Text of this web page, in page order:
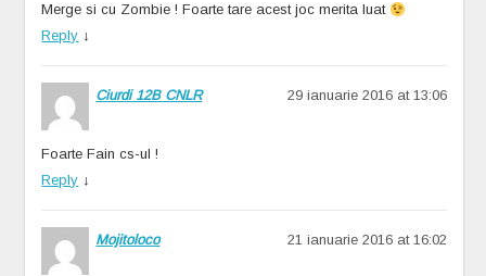
Merge si cu Zombie ! Foarte tare acest joc merita luat
Reply ↓
Ciurdi 12B CNLR 29 ianuarie 2016 at 13:06
Foarte Fain cs-ul !
Reply ↓
Mojitoloco 21 ianuarie 2016 at 16:02